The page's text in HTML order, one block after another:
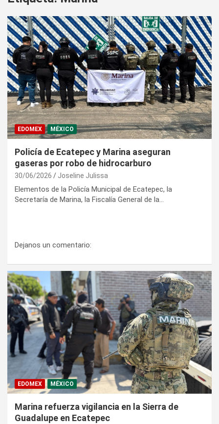
EDOMEX MÉXICO
Policía de Ecatepec y Marina aseguran
gaseras por robo de hidrocarburo
30/06/2026 Joseline Julissa
Elementos de la Policía Municipal de Ecatepec, la
Secretaría de Marina, la Fiscalía General de la…
Dejanos un comentario:
EDOMEX MÉXICO
Marina refuerza vigilancia en la Sierra de
Guadalupe en Ecatepec